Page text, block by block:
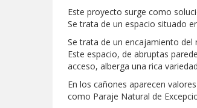
Este proyecto surge como
Se trata de un espacio situado
Se trata de un encajamiento
Este espacio, de abruptas
acceso, alberga una rica
En los cañones aparecen
como Paraje Natural de